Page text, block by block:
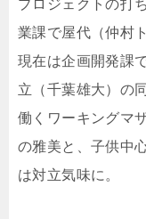
プロジェクトの打
業課で屋代（仲村
現在は企画開発課
立（千葉雄大）の
働くワーキングマ
の雅美と、子供中
は対立気味に。